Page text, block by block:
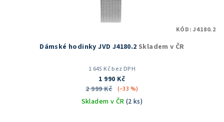
Dámské hodinky JVD J4180.2 Skladem v ČR
1 645 Kč bez DPH
1 990 Kč
2 999 Kč
(–33 %)
Skladem v ČR (2 ks)
KÓD:J4180.2